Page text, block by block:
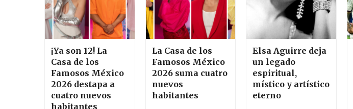
¡Ya son 12! La
Casa de los
Famosos México
2026 destapa a
cuatro nuevos
habitantes
La Casa de los
Famosos México
2026 suma cuatro
nuevos
habitantes
Elsa Aguirre deja
un legado
espiritual,
místico y artístico
eterno